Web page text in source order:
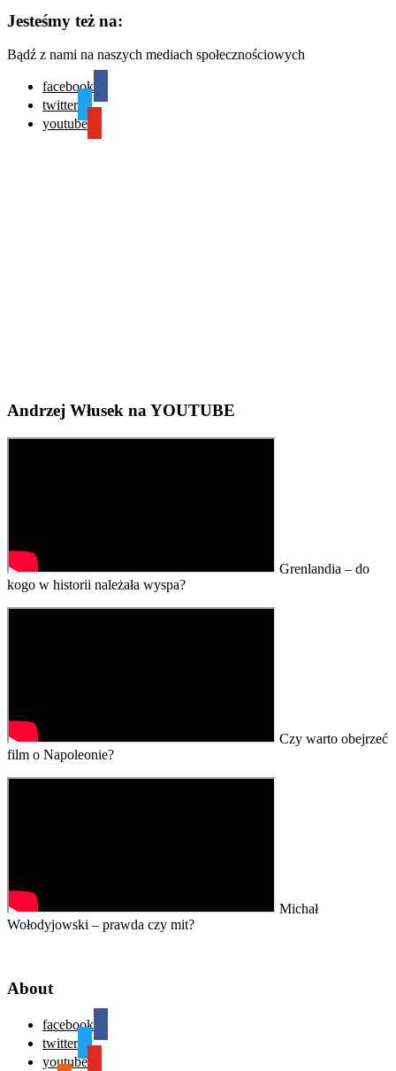
Jesteśmy też na:
Bądź z nami na naszych mediach społecznościowych
facebook
twitter
youtube
Andrzej Włusek na YOUTUBE
Grenlandia – do
kogo w historii należała wyspa?
Czy warto obejrzeć
film o Napoleonie?
Michał
Wołodyjowski – prawda czy mit?
About
facebook
twitter
youtube